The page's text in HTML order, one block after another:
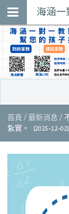
海涵一
首頁 最新消息
紮實。
[2025-12-02]